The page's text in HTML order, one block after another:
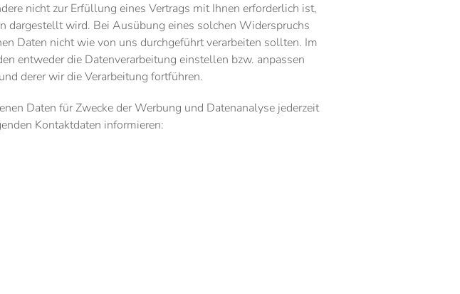
nicht zur Erfüllung eines Vertrags mit Ihnen erforderlich ist,
dargestellt wird. Bei Ausübung eines solchen Widerspruchs
Daten nicht wie von uns durchgeführt verarbeiten sollten. Im
entweder die Datenverarbeitung einstellen bzw. anpassen
derer wir die Verarbeitung fortführen.
Daten für Zwecke der Werbung und Datenanalyse jederzeit
Kontaktdaten informieren: